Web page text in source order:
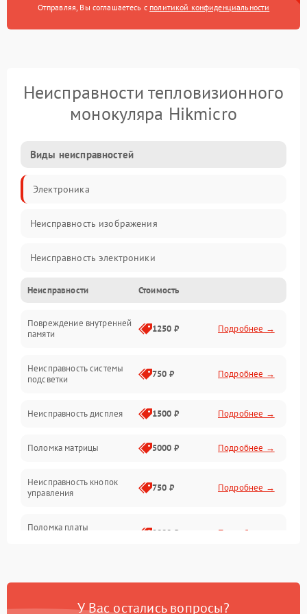
Отправляя, Вы соглашаетесь с политикой конфиденциальности
Неисправности тепловизионного
монокуляра Hikmicro
Виды неисправностей
Электроника
Неисправность изображения
Неисправность электроники
Электропитание
Матрица
Оптика
Неисправности Стоимость
Повреждение внутренней
памяти
1250 ₽ Подробнее →
Неисправность системы
подсветки
750 ₽ Подробнее →
Неисправность дисплея 1500 ₽ Подробнее →
Поломка матрицы 5000 ₽ Подробнее →
Неисправность кнопок
управления
750 ₽ Подробнее →
Поломка платы
2000 ₽ Подробнее →
аккумулятора
У Вас остались вопросы?